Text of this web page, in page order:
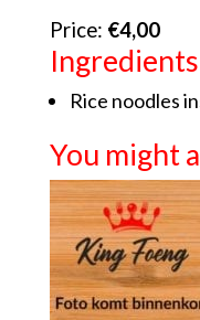
Price: €4,00
Ingredients
Rice noodles
You might